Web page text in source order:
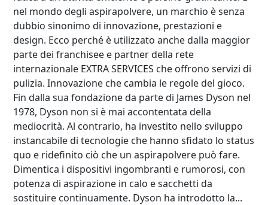
nel mondo degli aspirapolvere, un marchio è senza
dubbio sinonimo di innovazione, prestazioni e
design. Ecco perché è utilizzato anche dalla maggior
parte dei franchisee e partner della rete
internazionale EXTRA SERVICES che offrono servizi di
pulizia. Innovazione che cambia le regole del gioco.
Fin dalla sua fondazione da parte di James Dyson nel
1978, Dyson non si è mai accontentata della
mediocrità. Al contrario, ha investito nello sviluppo
instancabile di tecnologie che hanno sfidato lo status
quo e ridefinito ciò che un aspirapolvere può fare.
Dimentica i dispositivi ingombranti e rumorosi, con
potenza di aspirazione in calo e sacchetti da
sostituire continuamente. Dyson ha introdotto la...